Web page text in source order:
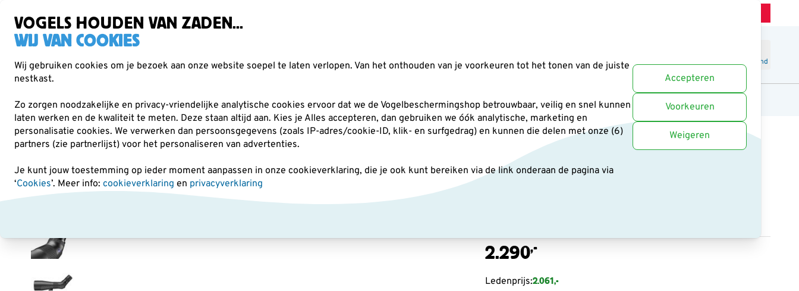
VOGELS HOUDEN VAN ZADEN...
WIJ VAN COOKIES
Wij gebruiken cookies om je bezoek aan onze website soepel te laten verlopen. Van het onthouden van je voorkeuren tot het tonen van de juiste
nestkast.
Zo zorgen noodzakelijke en privacy-vriendelijke analytische cookies ervoor dat we de Vogelbeschermingshop betrouwbaar, veilig en snel kunnen
laten werken en de kwaliteit te meten. Deze staan altijd aan. Kies je Alles accepteren, dan gebruiken we óók analytische, marketing en
personalisatie cookies. We verwerken dan persoonsgegevens (zoals IP-adres/cookie-ID, klik- en surfgedrag) en kunnen die delen met onze (6)
partners (zie partnerlijst) voor het personaliseren van advertenties.
Je kunt jouw toestemming op ieder moment aanpassen in onze cookieverklaring, die je ook kunt bereiken via de link onderaan de pagina via
‘Cookies’. Meer info: cookieverklaring en privacyverklaring
Accepteren
Voorkeuren
Weigeren
Winkelmand
Verrekijkers Vogelvoer Voederhuisjes & -silo's Nestkasten Andere tuindieren Planten Cadeaus en boeken Uitgelicht
Verrekijkers Zeiss Sport Optics Zeiss Conquest Gavia 85 telescoop incl 30-60x oculair
Zeiss Conquest Gavia 85
2.290,-
Ledenprijs:2.061,-